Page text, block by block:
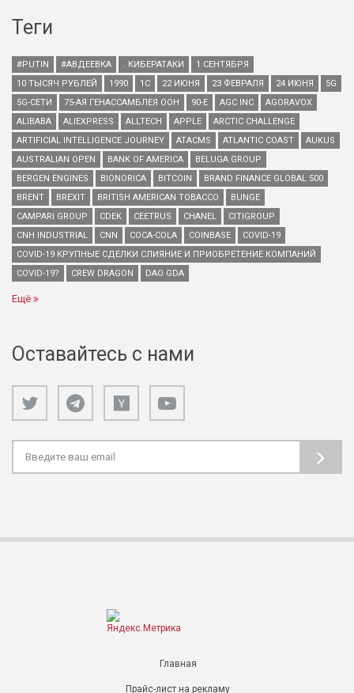
Теги
#PUTIN #АВДЕЕВКА . КИБЕРАТАКИ
1 СЕНТЯБРЯ
10 ТЫСЯЧ РУБЛЕЙ
1990 1С 22 ИЮНЯ 23 ФЕВРАЛЯ 24 ИЮНЯ
5G
5G-СЕТИ
75-АЯ ГЕНАССАМБЛЕЯ ООН 90-Е AGC INC
AGORAVOX
ALIBABA
ALIEXPRESS ALLTECH APPLE
ARCTIC CHALLENGE
ARTIFICIAL INTELLIGENCE JOURNEY
ATACMS ATLANTIC COAST
AUKUS
AUSTRALIAN OPEN
BANK OF AMERICA
BELUGA GROUP
BERGEN ENGINES
BIONORICA BITCOIN
BRAND FINANCE GLOBAL 500
BRENT
BREXIT BRITISH AMERICAN TOBACCO
BUNGE
CAMPARI GROUP
CDEK CEETRUS CHANEL
CITIGROUP
CNH INDUSTRIAL
CNN COCA-COLA COINBASE
COVID-19
COVID-19 КРУПНЫЕ СДЕЛКИ СЛИЯНИЕ И ПРИОБРЕТЕНИЕ КОМПАНИЙ
COVID-19?
CREW DRAGON DAO GDA
Ещё
Оставайтесь с нами
Главная
Прайс-лист на рекламу